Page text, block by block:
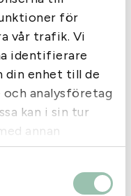
för
vår trafik. Vi
identifierare
din enhet till de
och analysföretag
kan i sin tur
annan
eller
har använt deras